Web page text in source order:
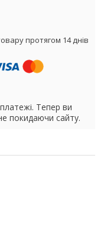
протягом 14 днів
Тепер ви
покидаючи сайту.